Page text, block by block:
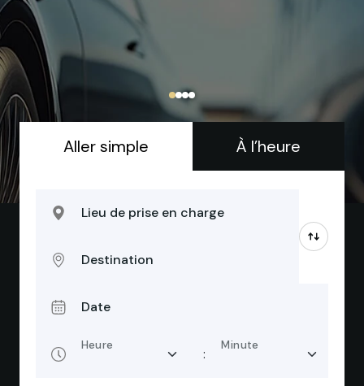
Aller simple À l’heure
Lieu de prise en charge
Destination
Date
Heure
:
Minute